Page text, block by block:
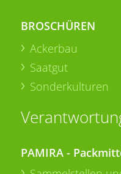
BROSCHÜREN
Ackerbau
Saatgut
Sonderkulturen
PAMIRA -